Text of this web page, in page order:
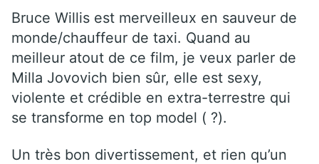
Bruce Willis est merveilleux en sauveur de
monde/chauffeur de taxi. Quand au
meilleur atout de ce film, je veux parler de
Milla Jovovich bien sûr, elle est sexy,
violente et crédible en extra-terrestre qui
se transforme en top model ( ?).
Un très bon divertissement, et rien qu’un